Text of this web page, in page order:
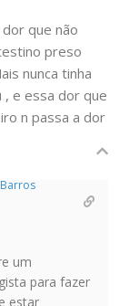
que não
preso
nunca tinha
e essa dor que
n passa a dor
um
para fazer
estar